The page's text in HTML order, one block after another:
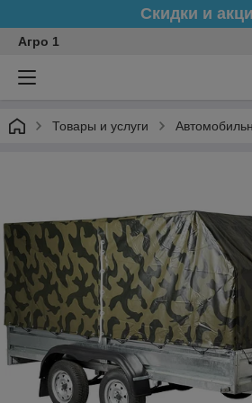
Скидки и
Агро 1
Товары и услуги